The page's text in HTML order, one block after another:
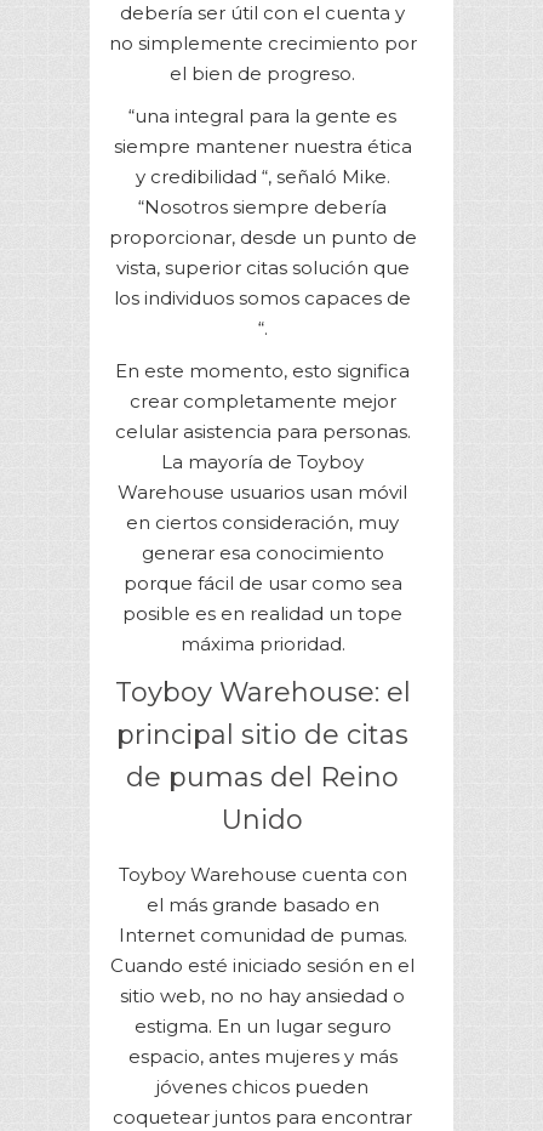
debería ser útil con el cuenta y
no simplemente crecimiento por
el bien de progreso.
“una integral para la gente es
siempre mantener nuestra ética
y credibilidad “, señaló Mike.
“Nosotros siempre debería
proporcionar, desde un punto de
vista, superior citas solución que
los individuos somos capaces de
“.
En este momento, esto significa
crear completamente mejor
celular asistencia para personas.
La mayoría de Toyboy
Warehouse usuarios usan móvil
en ciertos consideración, muy
generar esa conocimiento
porque fácil de usar como sea
posible es en realidad un tope
máxima prioridad.
Toyboy Warehouse: el
principal sitio de citas
de pumas del Reino
Unido
Toyboy Warehouse cuenta con
el más grande basado en
Internet comunidad de pumas.
Cuando esté iniciado sesión en el
sitio web, no no hay ansiedad o
estigma. En un lugar seguro
espacio, antes mujeres y más
jóvenes chicos pueden
coquetear juntos para encontrar